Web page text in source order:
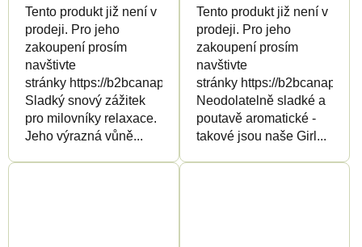
Tento produkt již není v
prodeji. Pro jeho
zakoupení prosím
navštivte
stránky https://b2bcanapuff.com/
Sladký snový zážitek
pro milovníky relaxace.
Jeho výrazná vůně...
Tento produkt již není v
prodeji. Pro jeho
zakoupení prosím
navštivte
stránky https://
Neodolatelně sladké a
poutavě aromatické -
takové jsou naše Girl...